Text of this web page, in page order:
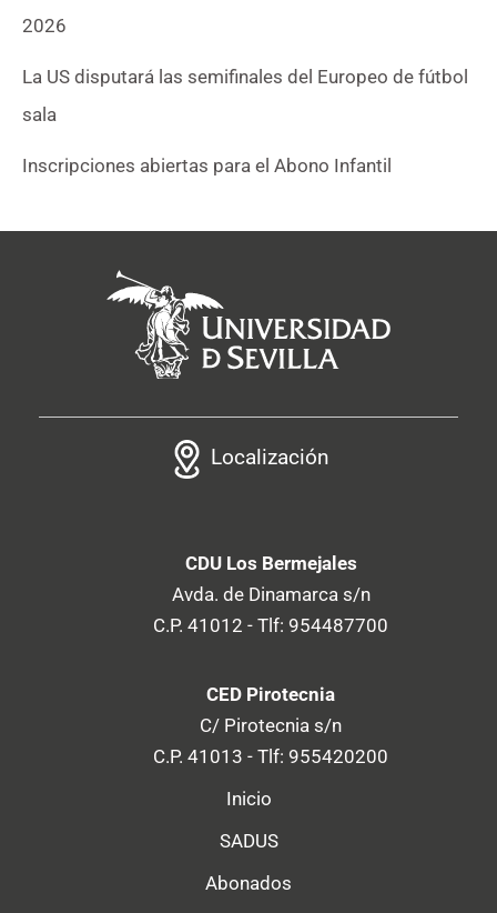
2026
La US disputará las semifinales del Europeo de fútbol
sala
Inscripciones abiertas para el Abono Infantil
Localización
CDU Los Bermejales
Avda. de Dinamarca s/n
C.P. 41012 - Tlf: 954487700
CED Pirotecnia
C/ Pirotecnia s/n
C.P. 41013 - Tlf: 955420200
Inicio
SADUS
Abonados